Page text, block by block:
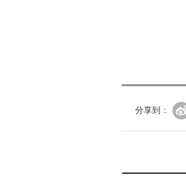
分享到：